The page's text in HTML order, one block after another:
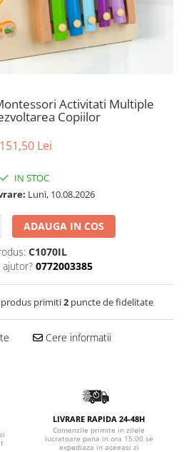
Activitati Multiple
Copiilor
151,50 Lei
IN STOC
Luni, 10.08.2026
ADAUGA IN COS
C1070IL
0772003385
produs primiti2 puncte de fidelitate
Cere informatii
LIVRARE RAPIDA 24-48H
Comenzile primite in zilele
lucratoare pana in ora 15:00 se
expediaza in aceeasi zi